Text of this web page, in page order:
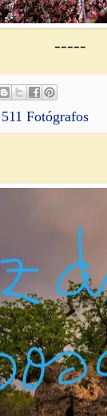
-----
511 Fotógrafos